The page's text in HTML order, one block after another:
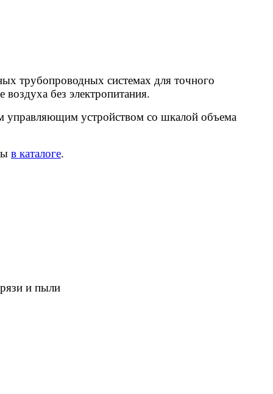
трубопроводных системах для точного
без электропитания.
управляющим устройством со шкалой объема
в каталоге.
и пыли